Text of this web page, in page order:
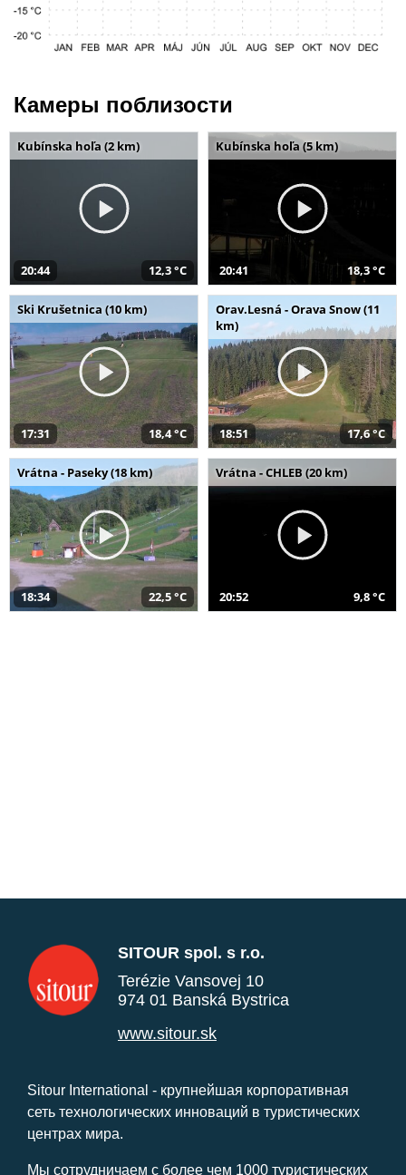
Камеры поблизости
Kubínska hoľa (2 km)
20:44 12,3 °C
Kubínska hoľa (5 km)
20:41 18,3 °C
Ski Krušetnica (10 km)
17:31 18,4 °C
Orav.Lesná - Orava Snow (11
km)
18:51 17,6 °C
Vrátna - Paseky (18 km)
18:34 22,5 °C
Vrátna - CHLEB (20 km)
20:52 9,8 °C
SITOUR spol. s r.o.
Terézie Vansovej 10
974 01 Banská Bystrica
www.sitour.sk
Sitour International - крупнейшая корпоративная
сеть технологических инноваций в туристических
центрах мира.
Мы сотрудничаем с более чем 1000 туристических